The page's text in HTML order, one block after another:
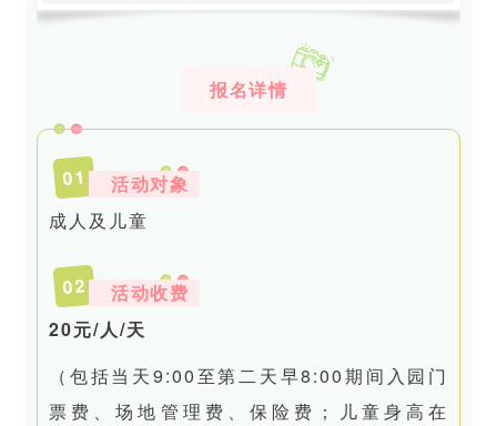
报名详情
01
活动对象
成人及儿童
02
活动收费
20元/人/天
（包括当天9:00至第二天早8:00期间入园门
票费、场地管理费、保险费；儿童身高在